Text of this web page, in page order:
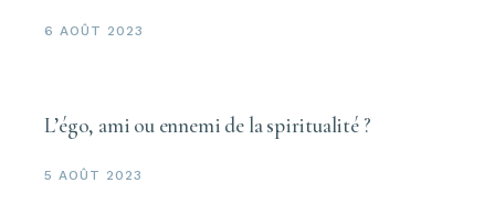
6 AOÛT 2023
L’égo, ami ou ennemi de la spiritualité ?
5 AOÛT 2023